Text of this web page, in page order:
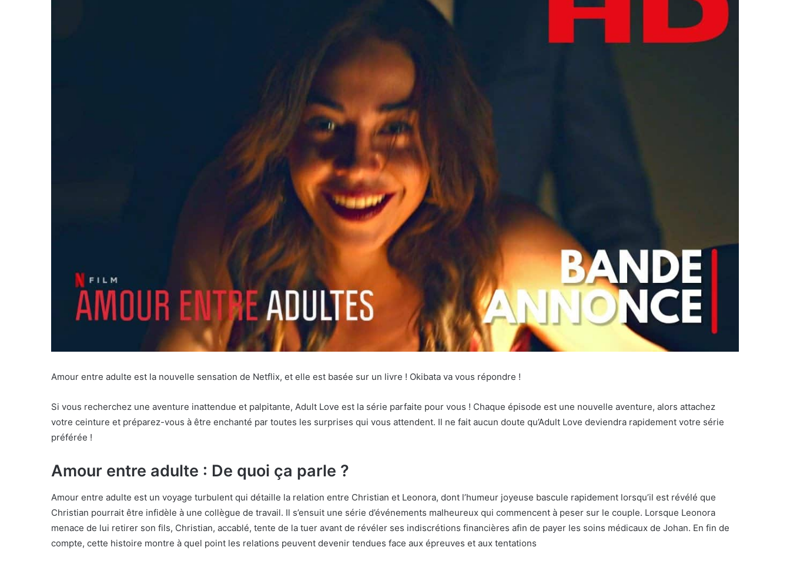
Amour entre adulte est la nouvelle sensation de Netflix, et elle est basée sur un livre ! Okibata va vous répondre !
Si vous recherchez une aventure inattendue et palpitante, Adult Love est la série parfaite pour vous ! Chaque épisode est une nouvelle aventure, alors attachez
votre ceinture et préparez-vous à être enchanté par toutes les surprises qui vous attendent. Il ne fait aucun doute qu’Adult Love deviendra rapidement votre série
préférée !
Amour entre adulte : De quoi ça parle ?
Amour entre adulte est un voyage turbulent qui détaille la relation entre Christian et Leonora, dont l’humeur joyeuse bascule rapidement lorsqu’il est révélé que
Christian pourrait être infidèle à une collègue de travail. Il s’ensuit une série d’événements malheureux qui commencent à peser sur le couple. Lorsque Leonora
menace de lui retirer son fils, Christian, accablé, tente de la tuer avant de révéler ses indiscrétions financières afin de payer les soins médicaux de Johan. En fin de
compte, cette histoire montre à quel point les relations peuvent devenir tendues face aux épreuves et aux tentations